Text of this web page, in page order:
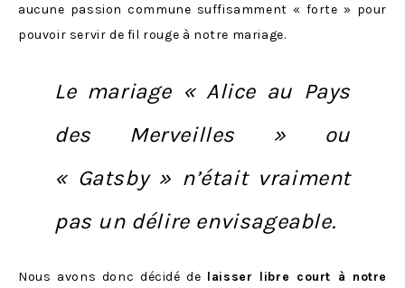
aucune passion commune suffisamment « forte » pour
pouvoir servir de fil rouge à notre mariage.
Le mariage « Alice au Pays
des Merveilles » ou
« Gatsby » n’était vraiment
pas un délire envisageable.
Nous avons donc décidé de laisser libre court à notre